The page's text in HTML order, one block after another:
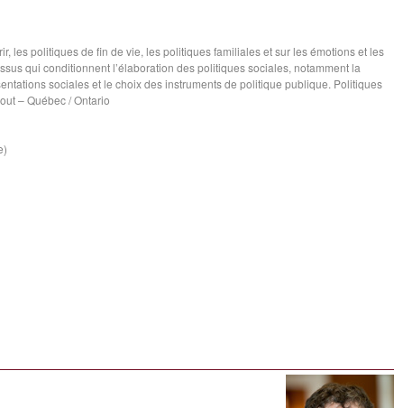
les politiques de fin de vie, les politiques familiales et sur les émotions et les
qui conditionnent l’élaboration des politiques sociales, notamment la
sociales et le choix des instruments de politique publique. Politiques
– Québec / Ontario